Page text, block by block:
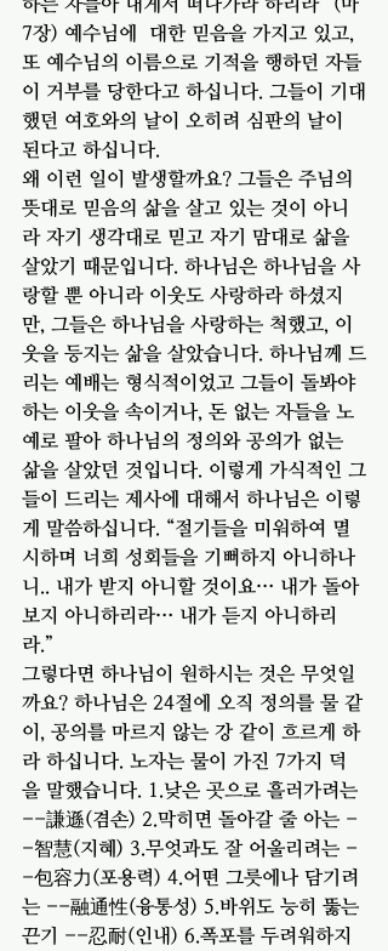
7장) 예수님에  대한 믿음을 가지고 있고,
또 예수님의 이름으로 기적을 행하던 자들
이 거부를 당한다고 하십니다. 그들이 기대
했던 여호와의 날이 오히려 심판의 날이
된다고 하십니다.
왜 이런 일이 발생할까요? 그들은 주님의
뜻대로 믿음의 삶을 살고 있는 것이 아니
라 자기 생각대로 믿고 자기 맘대로 삶을
살았기 때문입니다. 하나님은 하나님을 사
랑할 뿐 아니라 이웃도 사랑하라 하셨지
만, 그들은 하나님을 사랑하는 척했고, 이
웃을 등지는 삶을 살았습니다. 하나님께 드
리는 예배는 형식적이었고 그들이 돌봐야
하는 이웃을 속이거나, 돈 없는 자들을 노
예로 팔아 하나님의 정의와 공의가 없는
삶을 살았던 것입니다. 이렇게 가식적인 그
들이 드리는 제사에 대해서 하나님은 이렇
게 말씀하십니다. “절기들을 미워하여 멸
시하며 너희 성회들을 기뻐하지 아니하나
니.. 내가 받지 아니할 것이요… 내가 돌아
보지 아니하리라… 내가 듣지 아니하리
라.”
그렇다면 하나님이 원하시는 것은 무엇일
까요? 하나님은 24절에 오직 정의를 물 같
이, 공의를 마르지 않는 강 같이 흐르게 하
라 하십니다. 노자는 물이 가진 7가지 덕
을 말했습니다. 1.낮은 곳으로 흘러가려는
--謙遜(겸손) 2.막히면 돌아갈 줄 아는 -
-智慧(지혜) 3.무엇과도 잘 어울리려는 -
-包容力(포용력) 4.어떤 그릇에나 담기려
는 --融通性(융통성) 5.바위도 능히 뚫는
끈기 --忍耐(인내) 6.폭포를 두려워하지